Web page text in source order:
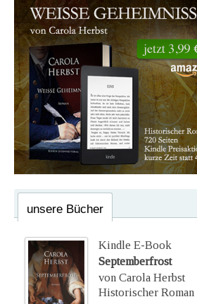
unsere Bücher
Kindle E-Book
Septemberfrost
von Carola Herbst
Historischer Roman